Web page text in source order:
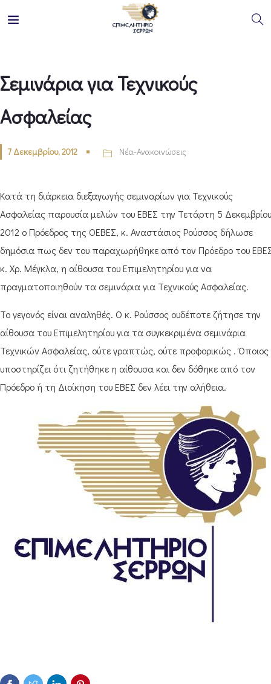
Σεμινάρια για Τεχνικούς
Ασφαλείας
7 Δεκεμβρίου, 2012 Νέα-Ανακοινώσεις
Κατά τη διάρκεια διεξαγωγής σεμιναρίων για Τεχνικούς
Ασφαλείας παρουσία μελών του ΕΒΕΣ την Τετάρτη 5 Δεκεμβρίου
2012 ο Πρόεδρος της ΟΕΒΕΣ, κ. Αναστάσιος Ρούσσος δήλωσε
δημόσια πως δεν του παραχωρήθηκε από τον Πρόεδρο του
κ. Χρ. Μέγκλα, η αίθουσα του Επιμελητηρίου για να
πραγματοποιηθούν τα σεμινάρια για Τεχνικούς Ασφαλείας.
Το γεγονός είναι αναληθές. Ο κ. Ρούσσος ουδέποτε ζήτησε την
αίθουσα του Επιμελητηρίου για τα συγκεκριμένα σεμινάρια
Τεχνικών Ασφαλείας, ούτε γραπτώς, ούτε προφορικώς . Όποιος
υποστηρίζει ότι ζητήθηκε η αίθουσα και δεν δόθηκε από τον
Πρόεδρο ή τη Διοίκηση του ΕΒΕΣ δεν λέει την αλήθεια.